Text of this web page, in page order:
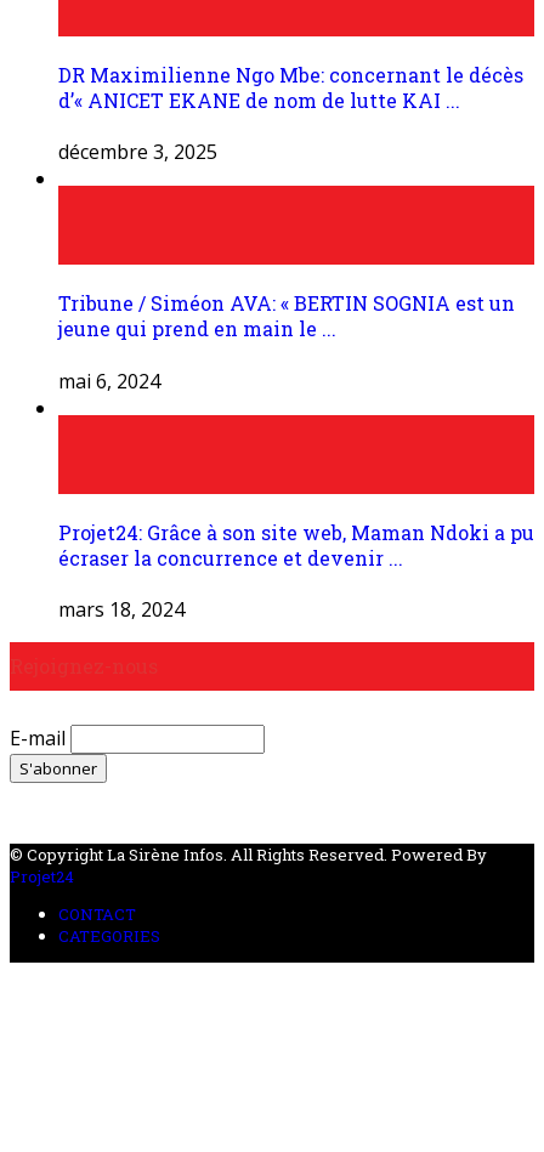
DR Maximilienne Ngo Mbe: concernant le décès
d’« ANICET EKANE de nom de lutte KAI ...
décembre 3, 2025
Tribune / Siméon AVA: « BERTIN SOGNIA est un
jeune qui prend en main le ...
mai 6, 2024
Projet24: Grâce à son site web, Maman Ndoki a pu
écraser la concurrence et devenir ...
mars 18, 2024
E-mail
© Copyright La Sirène Infos. All Rights Reserved. Powered By
Projet24
CONTACT
CATEGORIES